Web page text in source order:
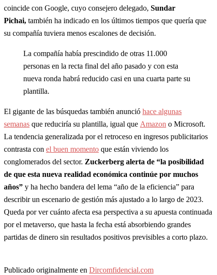
coincide con Google, cuyo consejero delegado, Sundar
Pichai, también ha indicado en los últimos tiempos que quería que
su compañía tuviera menos escalones de decisión.
La compañía había prescindido de otras 11.000
personas en la recta final del año pasado y con esta
nueva ronda habrá reducido casi en una cuarta parte su
plantilla.
El gigante de las búsquedas también anunció hace algunas
semanas que reduciría su plantilla, igual que Amazon o Microsoft.
La tendencia generalizada por el retroceso en ingresos publicitarios
contrasta con el buen momento que están viviendo los
conglomerados del sector. Zuckerberg alerta de “la posibilidad
de que esta nueva realidad económica continúe por muchos
años” y ha hecho bandera del lema “año de la eficiencia” para
describir un escenario de gestión más ajustado a lo largo de 2023.
Queda por ver cuánto afecta esa perspectiva a su apuesta continuada
por el metaverso, que hasta la fecha está absorbiendo grandes
partidas de dinero sin resultados positivos previsibles a corto plazo.
Publicado originalmente en Dircomfidencial.com